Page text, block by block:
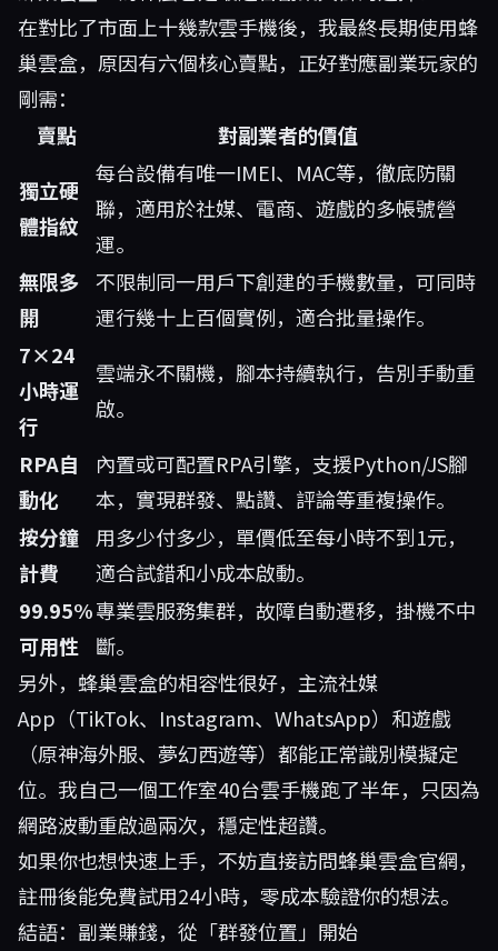
在對比了市面上十幾款雲手機後，我最終長期使用蜂
巢雲盒，原因有六個核心賣點，正好對應副業玩家的
剛需：
賣點
對副業者的價值
獨立硬
體指紋
每台設備有唯一IMEI、MAC等，徹底防關
聯，適用於社媒、電商、遊戲的多帳號營
運。
無限多
開
不限制同一用戶下創建的手機數量，可同時
運行幾十上百個實例，適合批量操作。
7×24
小時運
行
雲端永不關機，腳本持續執行，告別手動重
啟。
RPA自
動化
內置或可配置RPA引擎，支援Python/JS腳
本，實現群發、點讚、評論等重複操作。
按分鐘
計費
用多少付多少，單價低至每小時不到1元，
適合試錯和小成本啟動。
99.95%
可用性
專業雲服務集群，故障自動遷移，掛機不中
斷。
另外，蜂巢雲盒的相容性很好，主流社媒
App（TikTok、Instagram、WhatsApp）和遊戲
（原神海外服、夢幻西遊等）都能正常識別模擬定
位。我自己一個工作室40台雲手機跑了半年，只因為
網路波動重啟過兩次，穩定性超讚。
如果你也想快速上手，不妨直接訪問蜂巢雲盒官網，
註冊後能免費試用24小時，零成本驗證你的想法。
結語：副業賺錢，從「群發位置」開始